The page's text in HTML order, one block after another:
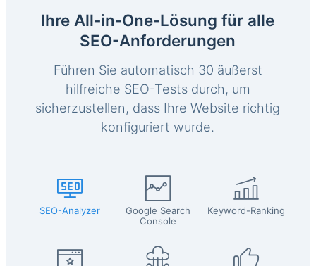
Ihre All-in-One-Lösung für alle
SEO-Anforderungen
Führen Sie automatisch 30 äußerst
hilfreiche SEO-Tests durch, um
sicherzustellen, dass Ihre Website richtig
konfiguriert wurde.
SEO-Analyzer
Google Search
Console
Keyword-Ranking